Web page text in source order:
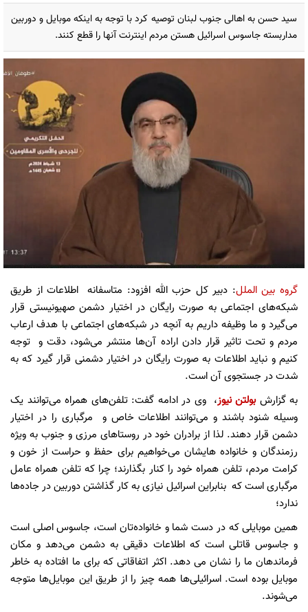
سید حسن به اهالی جنوب لبنان توصیه کرد با توجه به اینکه موبایل‌ و دوربین
مداربسته جاسوس اسرائیل هستن مردم اینترنت آنها را قطع کنند.
گروه بین الملل: دبیر کل حزب الله افزود: متاسفانه اطلاعات از طریق
شبکه‌های اجتماعی به صورت رایگان در اختیار دشمن صهیونیستی قرار
می‌گیرد و ما وظیفه داریم به آنچه در شبکه‌های اجتماعی با هدف ارعاب
مردم و تحت تاثیر قرار دادن اراده آن‌ها منتشر می‌شود، دقت و توجه
کنیم و نباید اطلاعات به صورت رایگان در اختیار دشمنی قرار گیرد که به
شدت در جستجوی آن است.
به گزارشبولتن نیوز، وی در ادامه گفت: تلفن‌های همراه می‌توانند یک
وسیله شنود باشند و می‌توانند اطلاعات خاص و مرگباری را در اختیار
دشمن قرار دهند. لذا از برادران خود در روستاهای مرزی و جنوب به ویژه
رزمندگان و خانواده هایشان می‌خواهیم برای حفظ و حراست از خون و
کرامت مردم، تلفن همراه خود را کنار بگذارند؛ چرا که تلفن همراه عامل
مرگباری است که بنابراین اسرائیل نیازی به کار گذاشتن دوربین در جاده‌ها
ندارد؛
همین موبایلی که در دست شما و خانواده‌تان است، جاسوس اصلی است
و جاسوس قاتلی است که اطلاعات دقیقی به دشمن می‌دهد و مکان
فرماندهان ما را نشان می دهد. اکثر اتفاقاتی که برای ما افتاده به خاطر
موبایل بوده است. اسرائیلی‌ها همه چیز را از طریق این موبایل‌ها متوجه
می‌شوند.